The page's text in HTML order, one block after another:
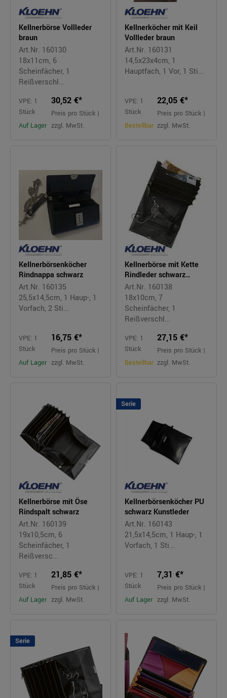
Kellnerbörse Vollleder
braun
Art.Nr. 160130
18x11cm, 6
Scheinfächer, 1
Reißverschl...
VPE: 1
Stück
Auf Lager
30,52 €*
Preis pro Stück |
zzgl. MwSt.
Kellnerköcher mit Keil
Vollleder braun
Art.Nr. 160131
14,5x23x4cm, 1
Hauptfach, 1 Vor, 1 Sti...
VPE: 1
Stück
Bestellbar
22,05 €*
Preis pro Stück |
zzgl. MwSt.
Kellnerbörsenköcher
Rindnappa schwarz
Art.Nr. 160135
25,5x14,5cm, 1 Haup-, 1
Vorfach, 2 Sti...
VPE: 1
Stück
Auf Lager
16,75 €*
Preis pro Stück |
zzgl. MwSt.
Kellnerbörse mit Kette
Rindleder schwarz
doppelt gesteppt
Art.Nr. 160138
18x10cm, 7
Scheinfächer, 1
Reißverschl...
VPE: 1
Stück
Bestellbar
27,15 €*
Preis pro Stück |
zzgl. MwSt.
Kellnerbörse mit Öse
Rindspalt schwarz
Art.Nr. 160139
19x10,5cm, 6
Scheinfächer, 1
Reißversc...
VPE: 1
Stück
Auf Lager
21,85 €*
Preis pro Stück |
zzgl. MwSt.
Serie
Kellnerbörsenköcher PU
schwarz Kunstleder
Art.Nr. 160143
21,5x14,5cm, 1 Haup-, 1
Vorfach, 1 Sti...
VPE: 1
Stück
Auf Lager
7,31 €*
Preis pro Stück |
zzgl. MwSt.
Serie